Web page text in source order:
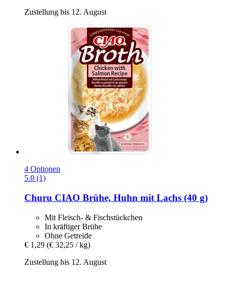
Zustellung bis 12. August
4 Optionen
5.0 (1)
Churu CIAO Brühe, Huhn mit Lachs (40 g)
Mit Fleisch- & Fischstückchen
In kräftiger Brühe
Ohne Getreide
€ 1,29 (€ 32,25 / kg)
Zustellung bis 12. August